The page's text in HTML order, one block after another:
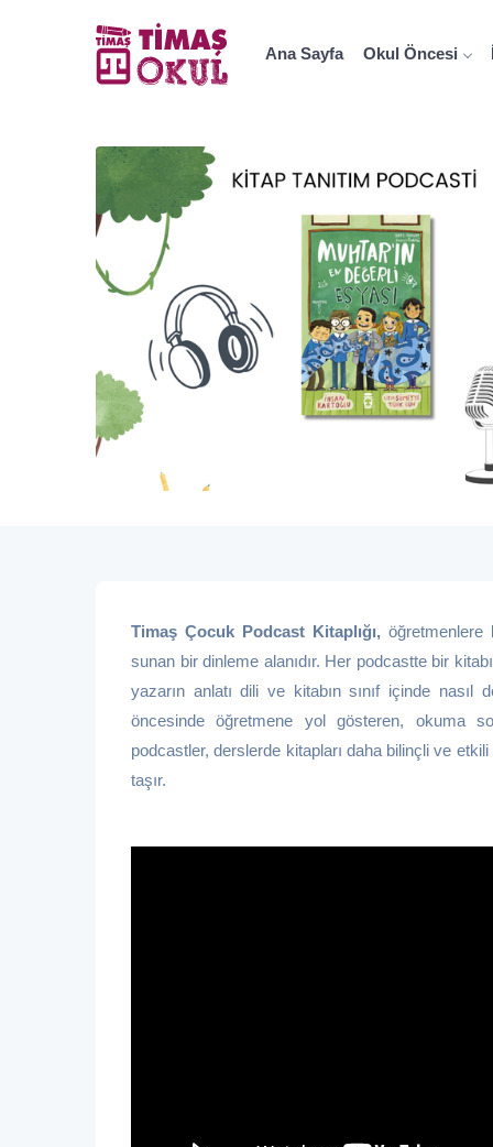
Ana Sayfa Okul Öncesi
Timaş Çocuk Podcast Kitaplığı, öğretmenlere
sunan bir dinleme alanıdır. Her podcastte bir
yazarın anlatı dili ve kitabın sınıf içinde nasıl
öncesinde öğretmene yol gösteren, okuma
podcastler, derslerde kitapları daha bilinçli ve
taşır.